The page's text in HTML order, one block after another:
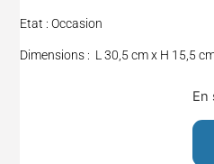
Etat : Occasion
Dimensions : L 30,5 cm x H 15,5
En